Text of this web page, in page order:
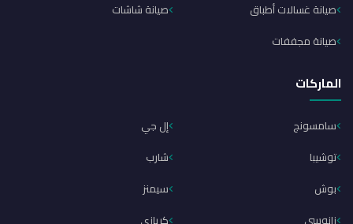
صيانة غسالات أطباق
صيانة شاشات
صيانة مجففات
الماركات
سامسونج
إل جي
توشيبا
شارب
بوش
سيمنز
زانوسي
كريازي